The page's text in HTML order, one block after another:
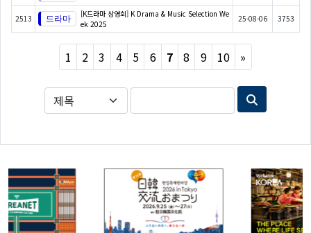
2513
[K드라마 상영회] K Drama & Music Selection We
ek 2025
25-08-06 3753
1 2 3 4 5 6 7 8 9 10 »